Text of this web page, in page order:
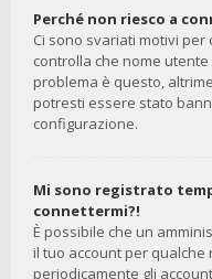
Perché non riesco a
Ci sono svariati motivi per
controlla che nome
problema è questo,
potresti essere stato
configurazione.
Mi sono registrato
connettermi?!
È possibile che un
il tuo account per
periodicamente gli